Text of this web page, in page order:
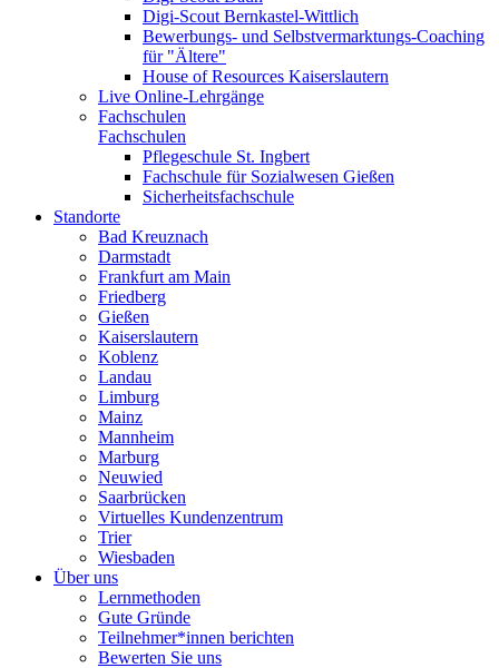
Digi-Scout Bernkastel-Wittlich
Bewerbungs- und Selbstvermarktungs-Coaching
für "Ältere"
House of Resources Kaiserslautern
Live Online-Lehrgänge
Fachschulen
Fachschulen
Pflegeschule St. Ingbert
Fachschule für Sozialwesen Gießen
Sicherheitsfachschule
Standorte
Bad Kreuznach
Darmstadt
Frankfurt am Main
Friedberg
Gießen
Kaiserslautern
Koblenz
Landau
Limburg
Mainz
Mannheim
Marburg
Neuwied
Saarbrücken
Virtuelles Kundenzentrum
Trier
Wiesbaden
Über uns
Lernmethoden
Gute Gründe
Teilnehmer*innen berichten
Bewerten Sie uns